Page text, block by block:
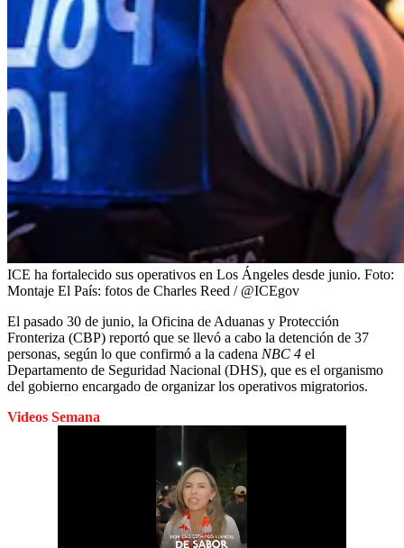
ICE ha fortalecido sus operativos en Los Ángeles desde junio. Foto:
Montaje El País: fotos de Charles Reed / @ICEgov
El pasado 30 de junio, la Oficina de Aduanas y Protección
Fronteriza (CBP) reportó que se llevó a cabo la detención de 37
personas, según lo que confirmó a la cadena NBC 4 el
Departamento de Seguridad Nacional (DHS), que es el organismo
del gobierno encargado de organizar los operativos migratorios.
Videos Semana